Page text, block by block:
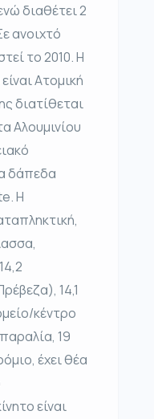
διαθέτει 2
ανοιχτό
το 2010. Η
Ατομική
διατίθεται
Αλουμινίου
δάπεδα
Η
14,1
κέντρο
19
έχει θέα
είναι